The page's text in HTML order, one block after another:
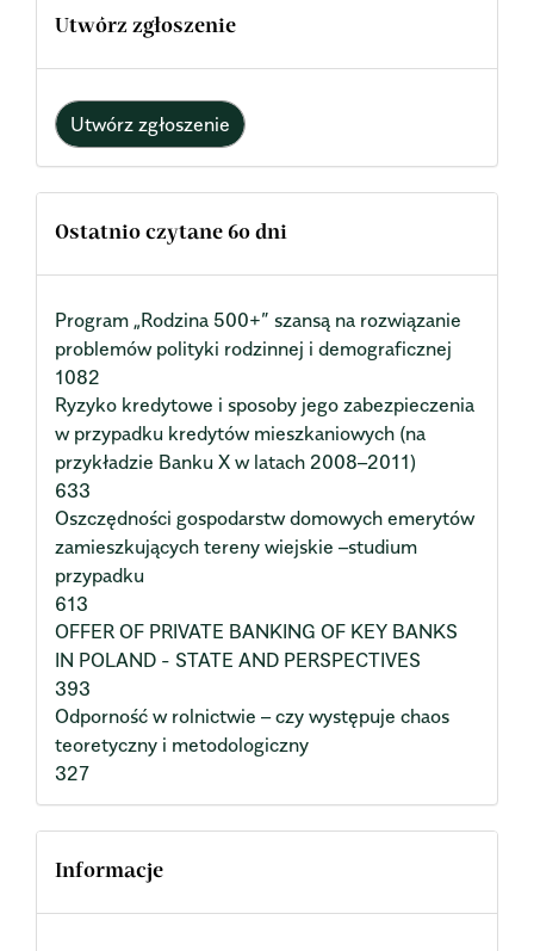
Utwórz zgłoszenie
Utwórz zgłoszenie
Ostatnio czytane 60 dni
Program „Rodzina 500+” szansą na rozwiązanie
problemów polityki rodzinnej i demograficznej
1082
Ryzyko kredytowe i sposoby jego zabezpieczenia
w przypadku kredytów mieszkaniowych (na
przykładzie Banku X w latach 2008–2011)
633
Oszczędności gospodarstw domowych emerytów
zamieszkujących tereny wiejskie –studium
przypadku
613
OFFER OF PRIVATE BANKING OF KEY BANKS
IN POLAND - STATE AND PERSPECTIVES
393
Odporność w rolnictwie – czy występuje chaos
teoretyczny i metodologiczny
327
Informacje